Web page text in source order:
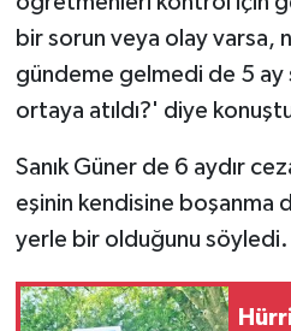
bir sorun veya olay varsa,
gündeme gelmedi de 5
ortaya atıldı?' diye
Sanık Güner de 6 aydır
eşinin kendisine boşanma
yerle bir olduğunu söyledi.